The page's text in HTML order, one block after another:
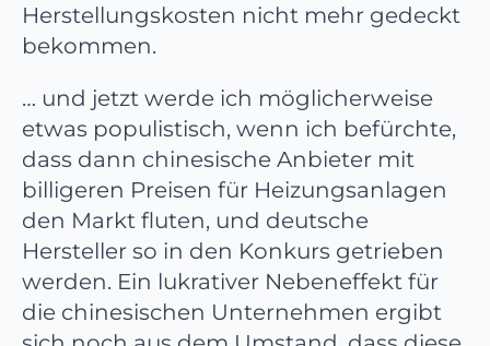
Herstellungskosten nicht mehr gedeckt
bekommen.
… und jetzt werde ich möglicherweise
etwas populistisch, wenn ich befürchte,
dass dann chinesische Anbieter mit
billigeren Preisen für Heizungsanlagen
den Markt fluten, und deutsche
Hersteller so in den Konkurs getrieben
werden. Ein lukrativer Nebeneffekt für
die chinesischen Unternehmen ergibt